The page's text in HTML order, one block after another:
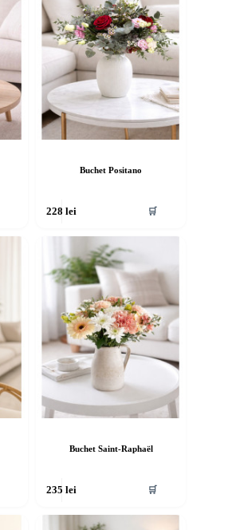
Buchet Positano
228lei 🛒
Buchet Saint-Raphaël
235lei 🛒